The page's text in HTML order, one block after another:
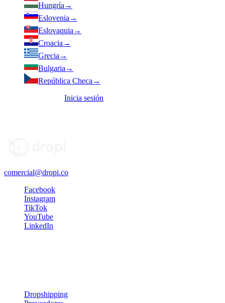
Hungría →
Eslovenia →
Eslovaquia →
Croacia →
Grecia →
Bulgaria →
República Checa →
Inicia sesión
comercial@dropi.co
Facebook
Instagram
TikTok
YouTube
LinkedIn
Dropshipping